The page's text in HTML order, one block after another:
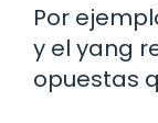
Por
y el yang
opuestas